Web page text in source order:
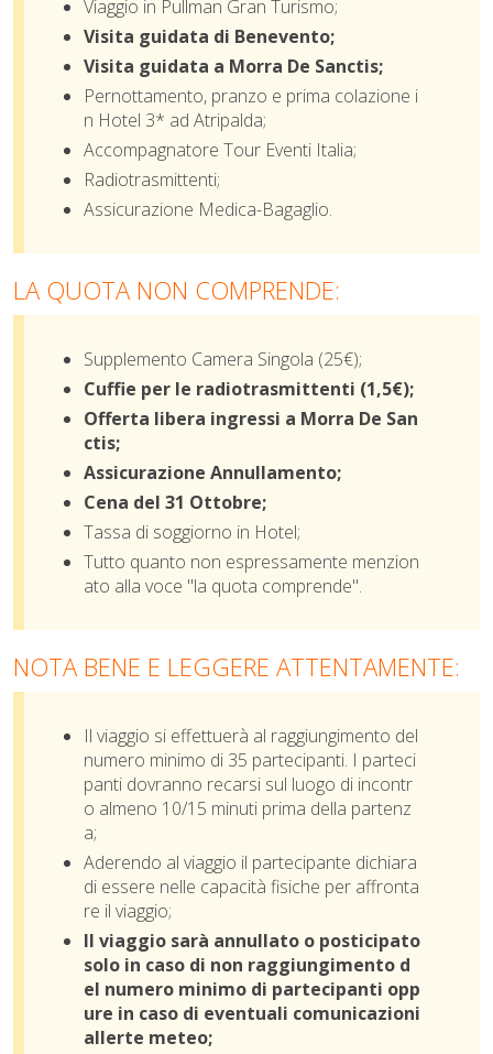
Viaggio in Pullman Gran Turismo;
Visita guidata di Benevento;
Visita guidata a Morra De Sanctis;
Pernottamento, pranzo e prima colazione i
n Hotel 3* ad Atripalda;
Accompagnatore Tour Eventi Italia;
Radiotrasmittenti;
Assicurazione Medica-Bagaglio.
LA QUOTA NON COMPRENDE:
Supplemento Camera Singola (25€);
Cuffie per le radiotrasmittenti (1,5€);
Offerta libera ingressi a Morra De San
ctis;
Assicurazione Annullamento;
Cena del 31 Ottobre;
Tassa di soggiorno in Hotel;
Tutto quanto non espressamente menzion
ato alla voce "la quota comprende".
NOTA BENE E LEGGERE ATTENTAMENTE:
Il viaggio si effettuerà al raggiungimento del
numero minimo di 35 partecipanti. I parteci
panti dovranno recarsi sul luogo di incontr
o almeno 10/15 minuti prima della partenz
a;
Aderendo al viaggio il partecipante dichiara
di essere nelle capacità fisiche per affronta
re il viaggio;
Il viaggio sarà annullato o posticipato
solo in caso di non raggiungimento d
el numero minimo di partecipanti opp
ure in caso di eventuali comunicazioni
allerte meteo;